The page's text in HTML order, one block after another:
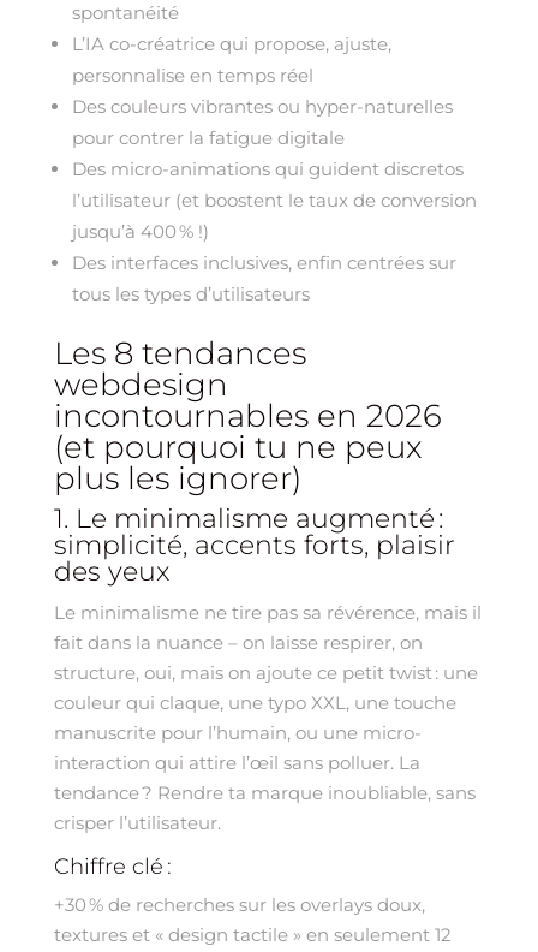
spontanéité
L’IA co-créatrice qui propose, ajuste,
personnalise en temps réel
Des couleurs vibrantes ou hyper-naturelles
pour contrer la fatigue digitale
Des micro-animations qui guident discretos
l’utilisateur (et boostent le taux de conversion
jusqu’à 400 % !)
Des interfaces inclusives, enfin centrées sur
tous les types d’utilisateurs
Les 8 tendances
webdesign
incontournables en 2026
(et pourquoi tu ne peux
plus les ignorer)
1. Le minimalisme augmenté :
simplicité, accents forts, plaisir
des yeux
Le minimalisme ne tire pas sa révérence, mais il
fait dans la nuance – on laisse respirer, on
structure, oui, mais on ajoute ce petit twist : une
couleur qui claque, une typo XXL, une touche
manuscrite pour l’humain, ou une micro-
interaction qui attire l’œil sans polluer. La
tendance ? Rendre ta marque inoubliable, sans
crisper l’utilisateur.
Chiffre clé :
+30 % de recherches sur les overlays doux,
textures et « design tactile » en seulement 12